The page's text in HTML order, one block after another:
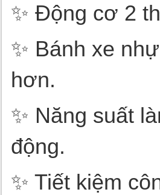
✨ Động cơ 2
✨ Bánh xe
hơn.
✨ Năng suất
động.
✨ Tiết kiệm